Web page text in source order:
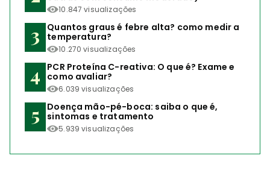
10.847 visualizações
Quantos graus é febre alta? como medir a
temperatura?
10.270 visualizações
PCR Proteína C-reativa: O que é? Exame e
como avaliar?
6.039 visualizações
Doença mão-pé-boca: saiba o que é,
sintomas e tratamento
5.939 visualizações